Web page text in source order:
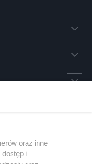
oraz inne
dostęp i